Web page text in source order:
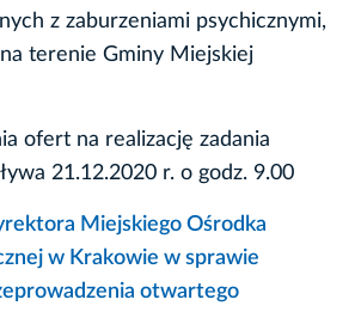
z zaburzeniami psychicznymi,
na terenie Gminy Miejskiej
ofert na realizację zadania
21.12.2020 r. o godz. 9.00
Miejskiego Ośrodka
w Krakowie w sprawie
otwartego